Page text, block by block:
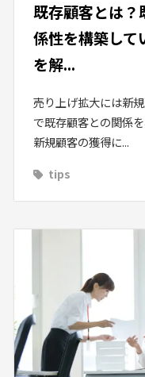
既存顧客とは？
係性を構築して
を解...
売り上げ拡大には新
で既存顧客との関係
新規顧客の獲得に...
tips